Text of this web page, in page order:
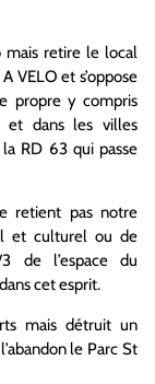
mais retire le local
VELO et s’oppose
propre y compris
et dans les villes
RD 63 qui passe
retient pas notre
et culturel ou de
de l’espace du
cet esprit.
mais détruit un
le Parc St